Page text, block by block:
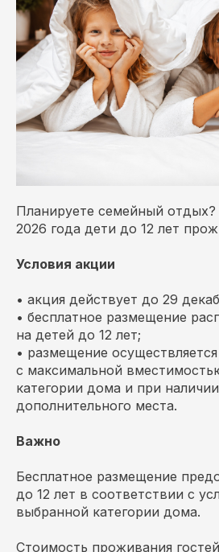
Планируете семейный
2026 года дети до 12 лет
Условия акции
• акция действует до 29
• бесплатное размещение
на детей до 12 лет;
• размещение
с максимальной
категории дома и при
дополнительного места.
Важно
Бесплатное размещение
до 12 лет в соответствии с
выбранной категории дома.
Стоимость проживания